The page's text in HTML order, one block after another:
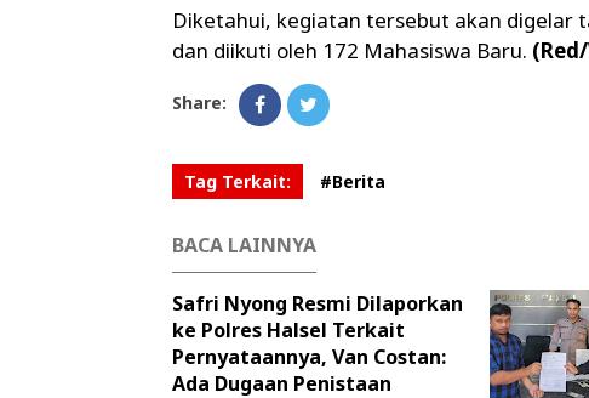
Diketahui, kegiatan tersebut akan digelar
dan diikuti oleh 172 Mahasiswa Baru.
Share:
Tag Terkait: #Berita
BACA LAINNYA
Safri Nyong Resmi Dilaporkan
ke Polres Halsel Terkait
Pernyataannya, Van Costan:
Ada Dugaan Penistaan